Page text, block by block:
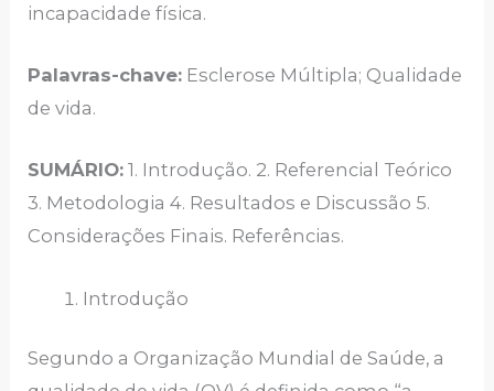
incapacidade física.
Palavras-chave: Esclerose Múltipla; Qualidade
de vida.
SUMÁRIO: 1. Introdução. 2. Referencial Teórico
3. Metodologia 4. Resultados e Discussão 5.
Considerações Finais. Referências.
Introdução
Segundo a Organização Mundial de Saúde, a